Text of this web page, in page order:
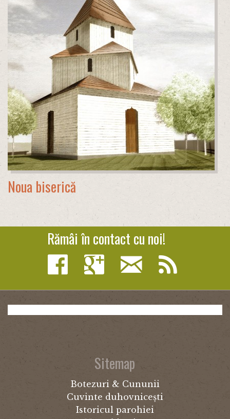
Noua biserică
Rămâi în contact cu noi!
Sitemap
Botezuri & Cununii
Cuvinte duhovnicești
Istoricul parohiei